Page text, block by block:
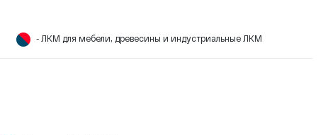
- ЛКМ для мебели, древесины и индустриальные ЛКМ